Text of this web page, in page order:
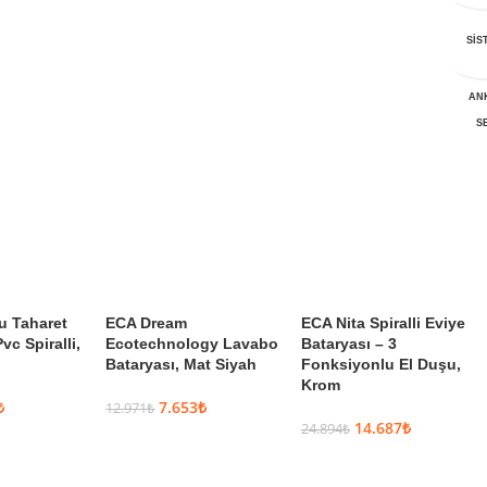
Taharet
Spiralli,
ECA Dream
Ecotechnology Lavabo
Bataryası, Mat Siyah
12.971₺ 7.653₺
ECA Nita Spiralli Eviye
Bataryası – 3
Fonksiyonlu El Duşu,
Krom
24.894₺ 14.687₺